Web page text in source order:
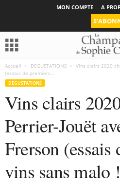
MON COMPTE A
Accueil DEGUSTATIONS
Vins clairs 2020
(essais de premiers...
DEGUSTATIONS
Vins clairs
Perrier-Jouët
Frerson (essais
vins sans malo